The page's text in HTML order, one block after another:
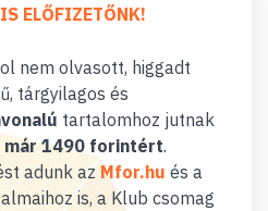
ELŐFIZETŐNK!
nem olvasott, higgadt
tárgyilagos és
tartalomhoz jutnak
már 1490 forintért.
adunk az Mfor.hu és a
is, a Klub csomag